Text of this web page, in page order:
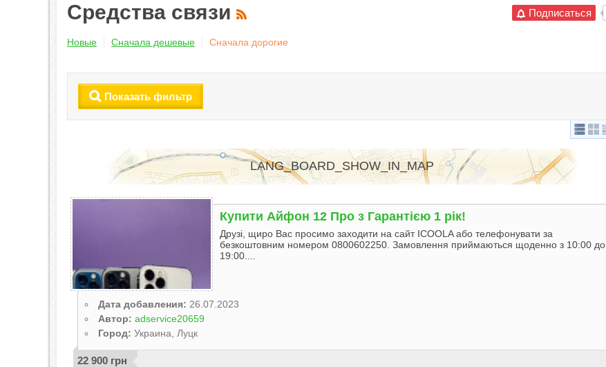
Подписаться
Средства связи
Новые Сначала дешевые Сначала дорогие
Показать фильтр
LANG_BOARD_SHOW_IN_MAP
Купити Айфон 12 Пpo з Гарантією 1 рік!
Друзі, щиро Вас просимо заходити на сайт ICOOLA або телефонувати за
безкоштовним номером 0800602250. Замовлення приймаються щоденно з 10:00 до
19:00....
Дата добавления: 26.07.2023
Автор: adservice20659
Город: Украина, Луцк
22 900 грн